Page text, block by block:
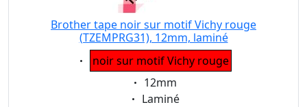
Brother tape noir sur motif Vichy rouge
(TZEMPRG31), 12mm, laminé
Eigenschaft:
noir sur motif Vichy rouge
Eigenschaft:
12mm
Eigenschaft:
Laminé